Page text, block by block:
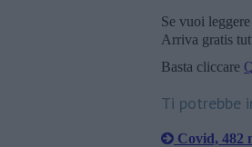
Se vuoi
Arriva gratis
Basta cliccare
Ti potrebbe
Covid, 482